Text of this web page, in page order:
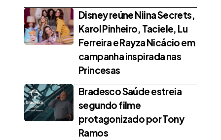
Disney reúne Niina Secrets,
Karol Pinheiro, Taciele, Lu
Ferreira e Rayza Nicácio em
campanha inspirada nas
Princesas
Bradesco Saúde estreia
segundo filme
protagonizado por Tony
Ramos